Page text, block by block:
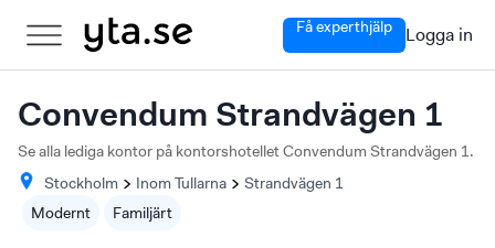
Få experthjälp Logga in
Convendum Strandvägen 1
Se alla lediga kontor på kontorshotellet Convendum Strandvägen 1.
Stockholm
Inom Tullarna Strandvägen 1
Modernt
Familjärt